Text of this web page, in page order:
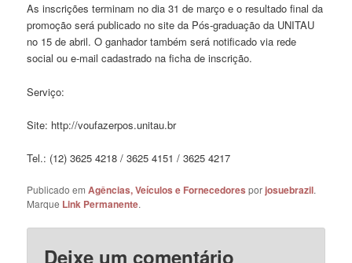
As inscrições terminam no dia 31 de março e o resultado final da
promoção será publicado no site da Pós-graduação da UNITAU
no 15 de abril. O ganhador também será notificado via rede
social ou e-mail cadastrado na ficha de inscrição.
Serviço:
Site: http://voufazerpos.unitau.br
Tel.: (12) 3625 4218 / 3625 4151 / 3625 4217
Publicado emAgências, Veículos e Fornecedores porjosuebrazil.
Marque Link Permanente.
Deixe um comentário